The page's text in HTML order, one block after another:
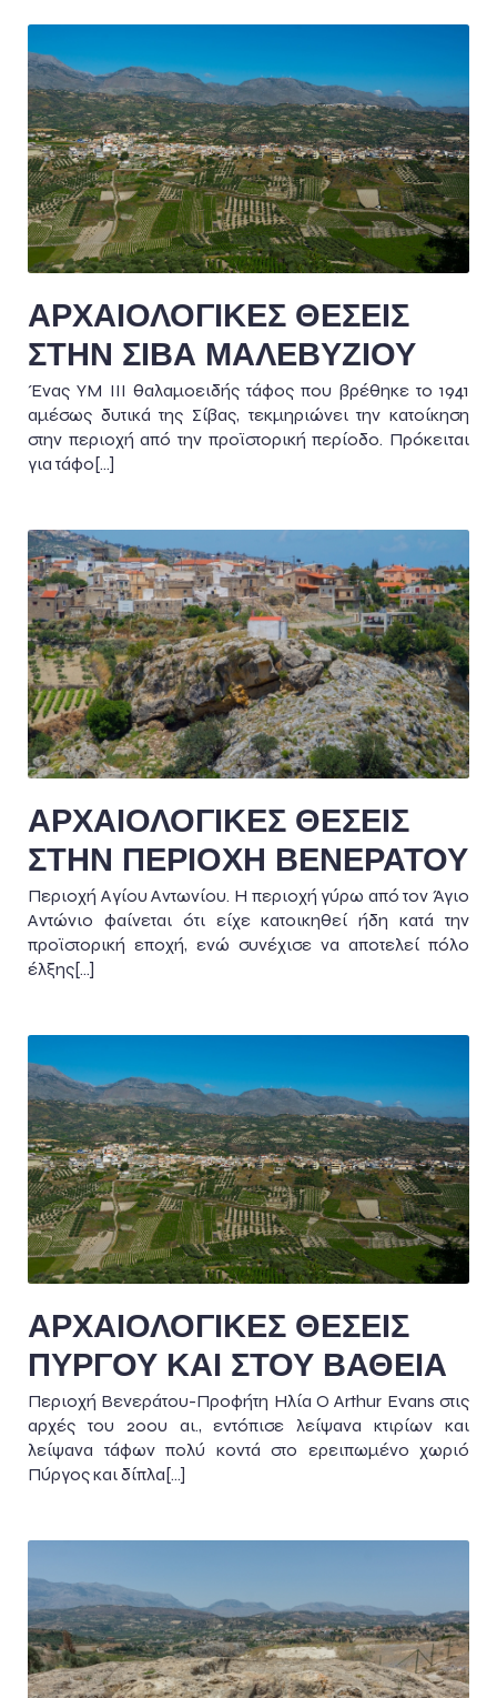
ΑΡΧΑΙΟΛΟΓΙΚΕΣ ΘΕΣΕΙΣ
ΣΤΗΝ ΣΙΒΑ ΜΑΛΕΒΥΖΙΟΥ
Ένας ΥΜ ΙΙΙ θαλαμοειδής τάφος που βρέθηκε το 1941
αμέσως δυτικά της Σίβας, τεκμηριώνει την κατοίκηση
στην περιοχή από την προϊστορική περίοδο. Πρόκειται
για τάφο[…]
ΑΡΧΑΙΟΛΟΓΙΚΕΣ ΘΕΣΕΙΣ
ΣΤΗΝ ΠΕΡΙΟΧΗ ΒΕΝΕΡΑΤΟΥ
Περιοχή Αγίου Αντωνίου. Η περιοχή γύρω από τον Άγιο
Αντώνιο φαίνεται ότι είχε κατοικηθεί ήδη κατά την
προϊστορική εποχή, ενώ συνέχισε να αποτελεί πόλο
έλξης[…]
ΑΡΧΑΙΟΛΟΓΙΚΕΣ ΘΕΣΕΙΣ
ΠΥΡΓΟΥ ΚΑΙ ΣΤΟΥ ΒΑΘΕΙΑ
Περιοχή Βενεράτου-Προφήτη Ηλία Ο Arthur Evans στις
αρχές του 20ου αι., εντόπισε λείψανα κτιρίων και
λείψανα τάφων πολύ κοντά στο ερειπωμένο χωριό
Πύργος και δίπλα[…]